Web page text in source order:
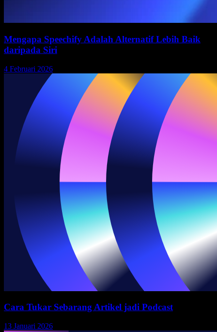
Mengapa Speechify Adalah Alternatif Lebih Baik
daripada Siri
4 Februari 2026
Cara Tukar Sebarang Artikel jadi Podcast
13 Januari 2026